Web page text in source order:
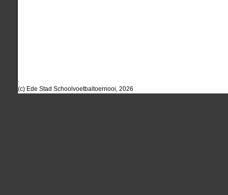
.
(c) Ede Stad Schoolvoetbaltoernooi, 2026